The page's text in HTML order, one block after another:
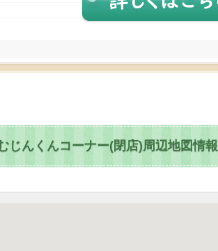
じんくんコーナー(閉店)周辺地図情報